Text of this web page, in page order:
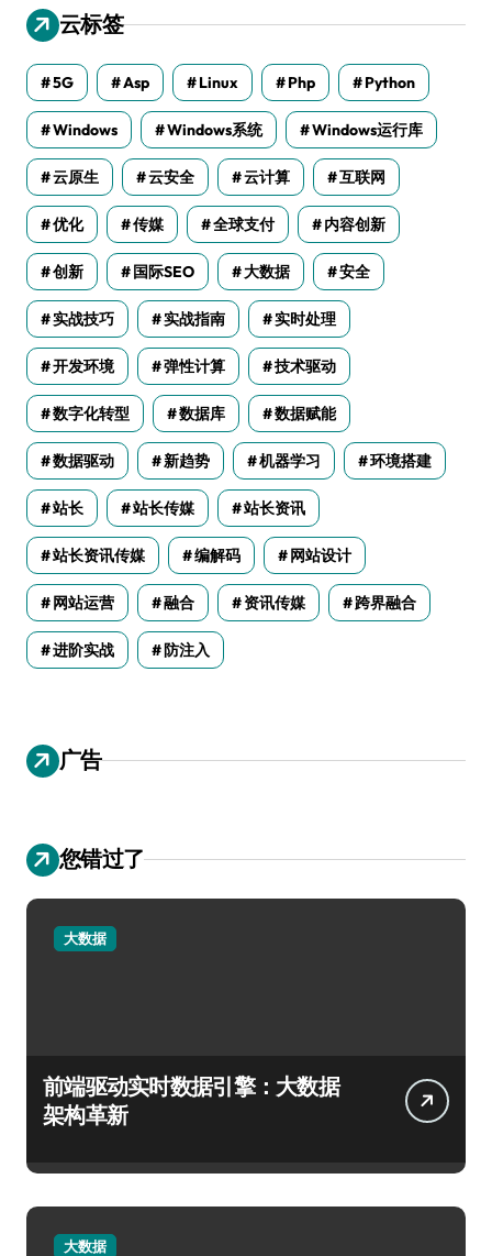
云标签
5G Asp Linux Php Python
Windows Windows系统 Windows运行库
云原生 云安全 云计算 互联网
优化 传媒 全球支付 内容创新
创新 国际SEO 大数据 安全
实战技巧 实战指南 实时处理
开发环境 弹性计算 技术驱动
数字化转型 数据库 数据赋能
数据驱动 新趋势 机器学习 环境搭建
站长 站长传媒 站长资讯
站长资讯传媒 编解码 网站设计
网站运营 融合 资讯传媒 跨界融合
进阶实战 防注入
广告
您错过了
大数据
前端驱动实时数据引擎：大数据
架构革新
大数据